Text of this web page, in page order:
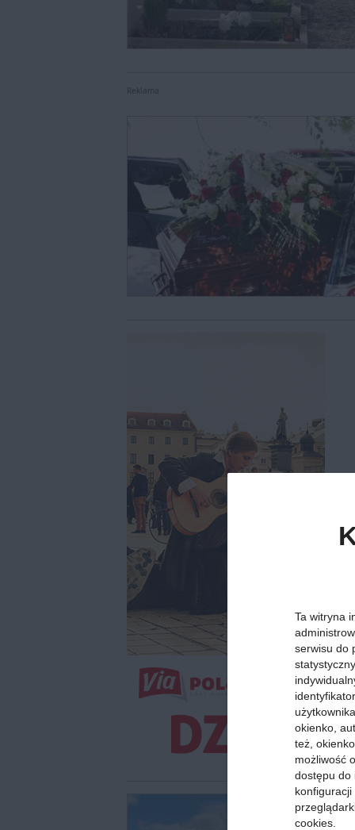
Reklama
Ta witryna
serwisu do
okienko,
też,
możliwość
dostępu do
konfiguracji
cookies.